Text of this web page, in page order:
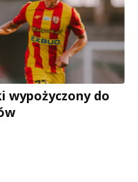
wypożyczony do